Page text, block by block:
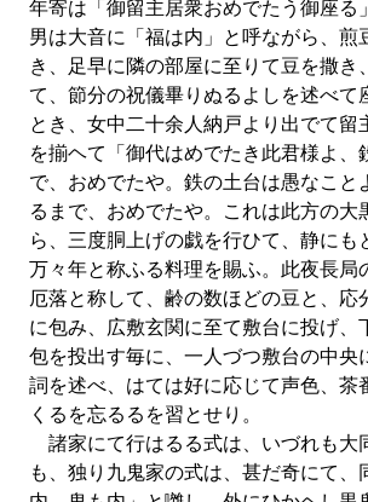
年寄は「御留主居衆おめでたう御座る
男は大音に「福は内」と呼ながら、煎
き、足早に隣の部屋に至りて豆を撒き
て、節分の祝儀畢りぬるよしを述べて
とき、女中二十余人納戸より出でて留
を揃ヘて「御代はめでたき此君様よ、
で、おめでたや。鉄の土台は愚なこと
るまで、おめでたや。これは此方の大
ら、三度胴上げの戯を行ひて、静にも
万々年と称ふる料理を賜ふ。此夜長局
厄落と称して、齢の数ほどの豆と、応
に包み、広敷玄関に至て敷台に投げ、
包を投出す毎に、一人づつ敷台の中央
詞を述べ、はては好に応じて声色、茶
くるを忘るるを習とせり。
諸家にて行はるる式は、いづれも大
も、独り九鬼家の式は、甚だ奇にて、